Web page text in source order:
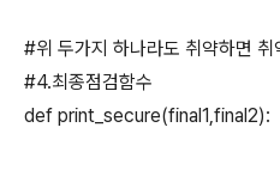
#위 두가지 하나라도 취약하면
#4.최종점검함수
def print_secure(final1,final2):